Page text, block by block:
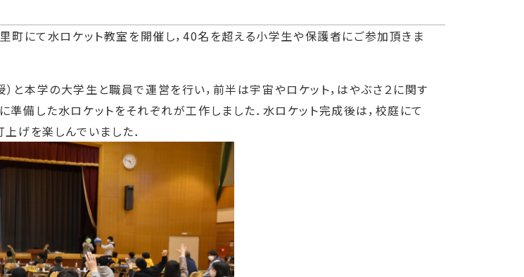
にて水ロケット教室を開催し，40名を超える小学生や保護者にご参加頂きま
本学の大学生と職員で運営を行い，前半は宇宙やロケット，はやぶさ２に関す
備した水ロケットをそれぞれが工作しました．水ロケット完成後は，校庭にて
げを楽しんでいました．